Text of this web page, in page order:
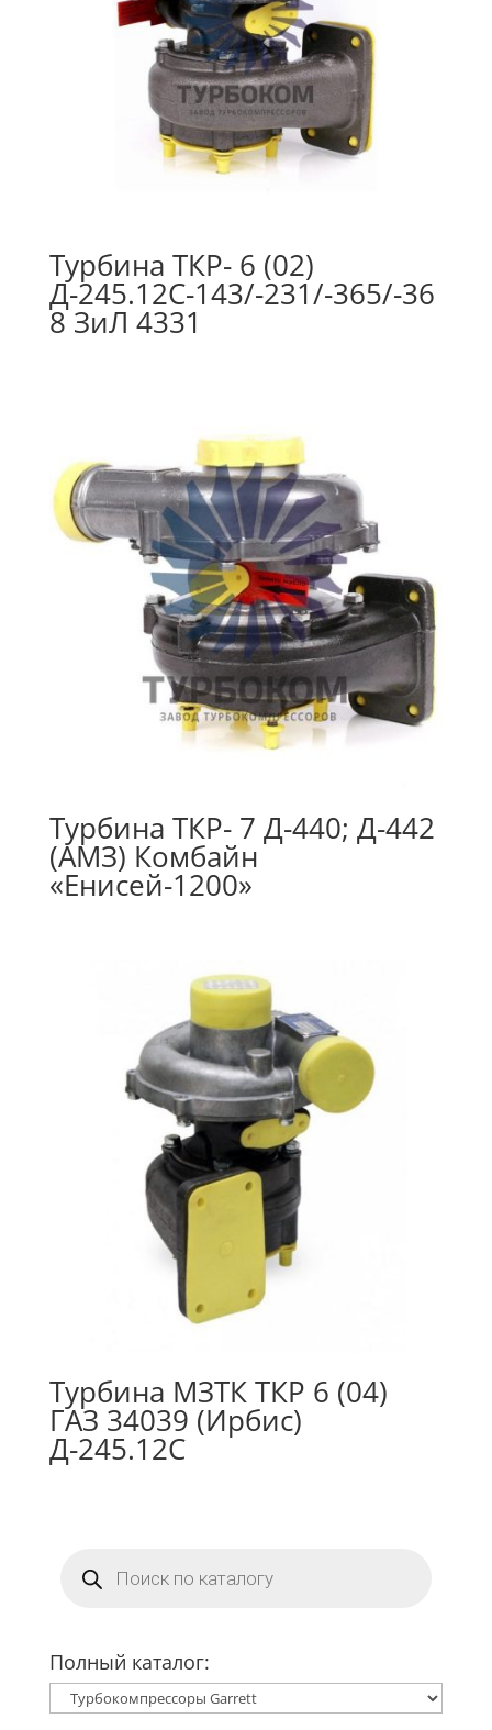
Турбина ТКР- 6 (02)
Д-245.12С-143/-231/-365/-36
8 ЗиЛ 4331
Турбина ТКР- 7 Д-440; Д-442
(АМЗ) Комбайн
«Енисей-1200»
Турбина МЗТК ТКР 6 (04)
ГАЗ 34039 (Ирбис)
Д-245.12С
товаров
Полный каталог: